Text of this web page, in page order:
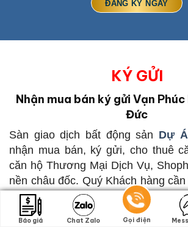
KÝ GỬI
Nhận mua bán ký gửi Vạn
Đức
Sàn giao dịch bất động sản Dự
nhận mua bán, ký gửi, cho thuê
căn hộ Thương Mại Dịch Vụ,
nền châu đốc. Quý Khách hàng
về mua bán, ký gửi, cho thuê
Thủ Đức
vui lòng liên hệ qua Điện
Báo giá Chat Zalo Gọi điện
Báo giá Chat Zalo Gọi điện